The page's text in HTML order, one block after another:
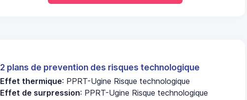
2 plans de prevention des risques technologique
Effet thermique: PPRT-Ugine Risque technologique
Effet de surpression: PPRT-Ugine Risque technologique